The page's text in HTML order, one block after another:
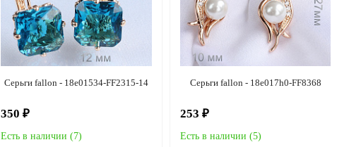
Серьги fallon - 18e01534-FF2315-14
350 ₽
Есть в наличии (7)
Серьги fallon - 18e017h0-FF8368
253 ₽
Есть в наличии (5)